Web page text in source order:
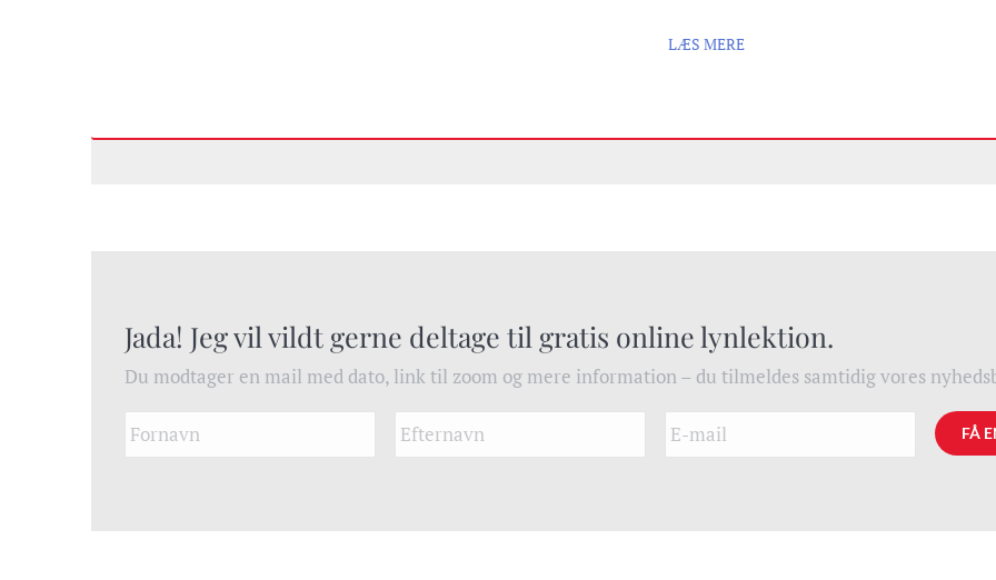
LÆS MERE
Jada! Jeg vil vildt gerne deltage til gratis online lynlektion.
Du modtager en mail med dato, link til zoom og mere information – du tilmeldes samtidig vores